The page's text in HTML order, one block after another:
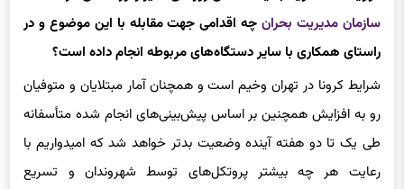
سازمان مدیریت بحرانچه اقدامی جهت مقابله با این موضوع و در
راستای همکاری با سایر دستگاه‌های مربوطه انجام داده است؟
شرایط کرونا در تهران وخیم است و همچنان آمار مبتلایان و متوفیان
رو به افزایش همچنین بر اساس پیش‌بینی‌های انجام شده متأسفانه
طی یک تا دو هفته آینده وضعیت بدتر خواهد شد که امیدواریم با
رعایت هر چه بیشتر پروتکل‌های توسط شهروندان و تسریع